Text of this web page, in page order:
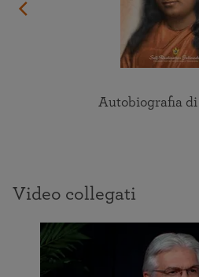
Autobiografia di
Video collegati